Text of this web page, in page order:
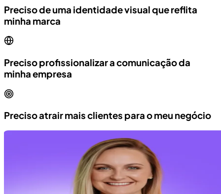
Preciso de uma identidade visual que reflita
minha marca
Preciso profissionalizar a comunicação da
minha empresa
Preciso atrair mais clientes para o meu negócio